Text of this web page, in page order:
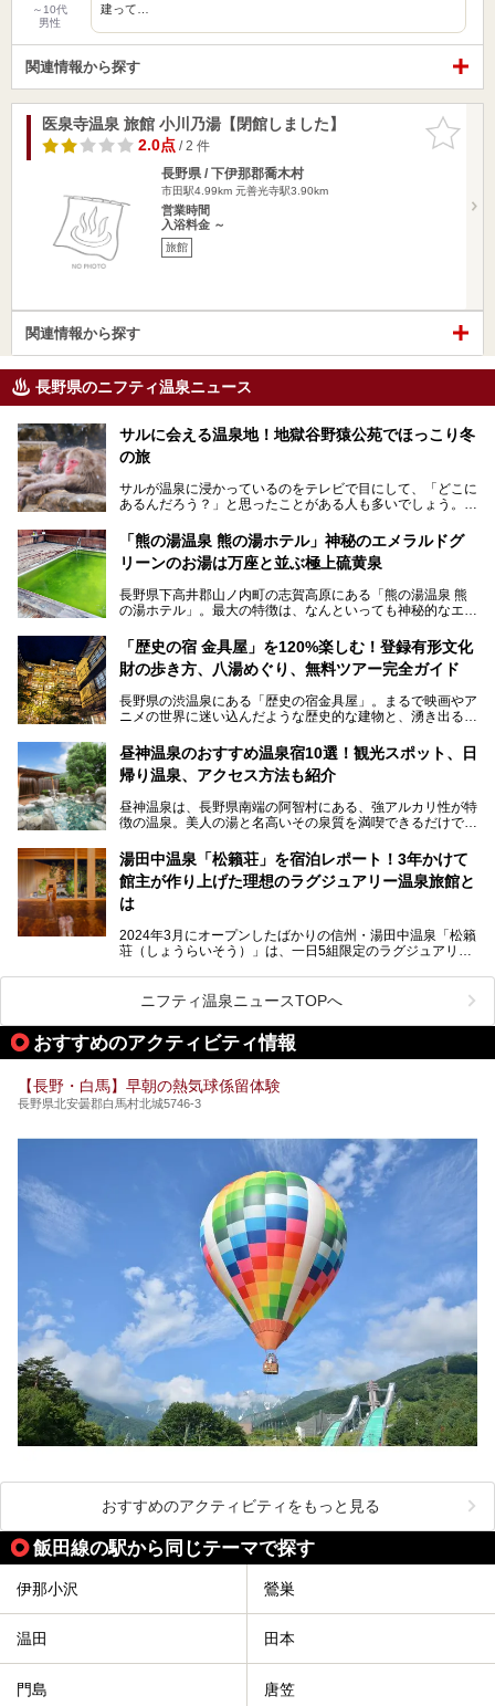
～10代
男性
建って…
関連情報から探す
お気に入
りに追加
医泉寺温泉 旅館 小川乃湯【閉館しました】
2.0点/ 2 件
長野県 / 下伊那郡喬木村
市田駅4.99km 元善光寺駅3.90km
営業時間
入浴料金 ～
旅館
関連情報から探す
長野県のニフティ温泉ニュース
サルに会える温泉地！地獄谷野猿公苑でほっこり冬
の旅
サルが温泉に浸かっているのをテレビで目にして、「どこに
あるんだろう？」と思ったことがある人も多いでしょう。
この微笑ましい光景は、長野県にある「地獄谷野猿公苑」で
見られるもので、野生のサルが雪景色の中で温泉に浸かる姿
を間近で観察できます。
本記事では、地獄谷野猿公苑の魅力や見どころ、サルと温泉
との関係性、地獄谷周辺の観光スポットについて紹介しま
ので、野生のサルを観察する貴重な自然体験と温泉をあわせ
て楽しみたい人は、ぜひ参考にしてください。
「熊の湯温泉 熊の湯ホテル」神秘のエメラルドグ
リーンのお湯は万座と並ぶ極上硫黄泉
長野県下高井郡山ノ内町の志賀高原にある「熊の湯温泉 熊
の湯ホテル」。最大の特徴は、なんといっても神秘的なエメ
リピートするファンも多い温泉です。冬はスキーと一緒に楽
しみたい極上の温泉を紹介します。
「歴史の宿 金具屋」を120%楽しむ！登録有形文化
財の歩き方、八湯めぐり、無料ツアー完全ガイド
長野県の渋温泉にある「歴史の宿金具屋」。まるで映画やア
ニメの世界に迷い込んだような歴史的な建物と、湧き出る温
を隅々まで楽しみたいですよね。この記事では、金具屋での
滞在を最高の思い出にするための「楽しみ方」を徹底的にご
紹介します！
昼神温泉のおすすめ温泉宿10選！観光スポット、日
帰り温泉、アクセス方法も紹介
昼神温泉は、長野県南端の阿智村にある、強アルカリ性が特
徴の温泉。美人の湯と名高いその泉質を満喫できるだけでな
昼神温泉では、朝市などの観光スポットや、信州名物のおや
きを楽しめるグルメスポットなど、観光を楽しむにはぴった
りの場所が豊富にあります。
この記事では、昼神温泉での滞在を充実させる宿泊施設や日
帰り温泉、見どころ満載の観光・グルメスポットに加え、ア
クセス方法も順に紹介します。
湯田中温泉「松籟荘」を宿泊レポート！3年かけて
館主が作り上げた理想のラグジュアリー温泉旅館と
は
2024年3月にオープンしたばかりの信州・湯田中温泉「松籟
荘（しょうらいそう）」は、一日5組限定のラグジュアリー
ライベートに楽しめる非日常感が味わえます。また宿泊者は
道向かいの「よろづや」の大浴場「桃山風呂」や共同浴場の
「湯田中大湯」も利用ができます。
極上のお湯に浸り上質なお料理に舌鼓、特別な日に泊まりた
い湯田中温泉「松籟荘」を、実際に宿泊した目線で紹介しま
ニフティ温泉ニュースTOPへ
おすすめのアクティビティ情報
【長野・白馬】早朝の熱気球係留体験
長野県北安曇郡白馬村北城5746-3
おすすめのアクティビティをもっと見る
飯田線の駅から同じテーマで探す
伊那小沢 鶯巣
温田 田本
門島 唐笠